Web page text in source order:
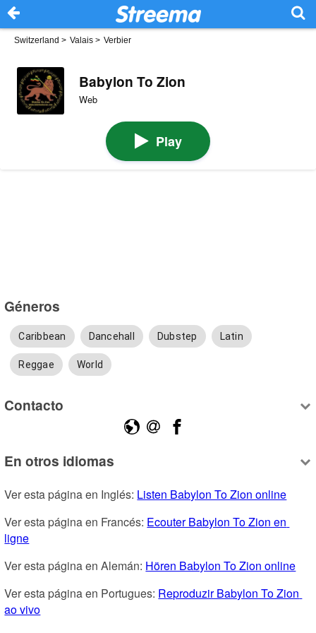
Switzerland > Valais > Verbier
Babylon To Zion
Web
Play
Géneros
Caribbean Dancehall Dubstep Latin
Reggae World
Contacto
En otros idiomas
Ver esta página en Inglés: Listen Babylon To Zion online
Ver esta página en Francés: Ecouter Babylon To Zion en
ligne
Ver esta página en Alemán: Hören Babylon To Zion online
Ver esta página en Portugues: Reproduzir Babylon To Zion
ao vivo